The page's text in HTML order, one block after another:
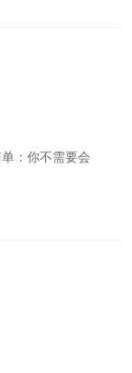
：你不需要会